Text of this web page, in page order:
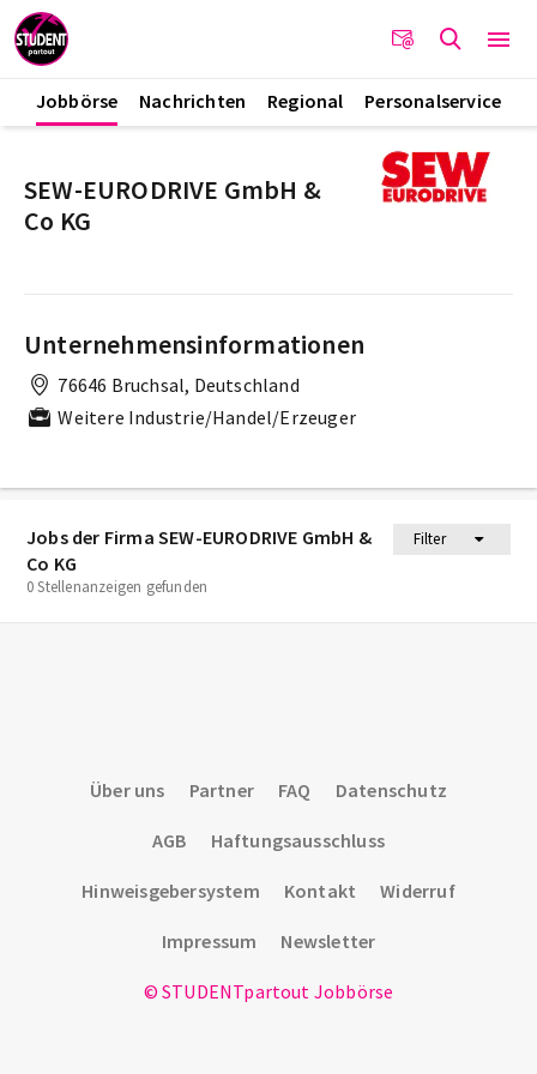
Jobbörse Nachrichten Regional Personalservice
Jobs der Firma SEW-EURODRIVE GmbH &
Co KG
Filter
0 Stellenanzeigen gefunden
SEW-EURODRIVE GmbH &
Co KG
Unternehmensinformationen
76646 Bruchsal, Deutschland
Weitere Industrie/Handel/Erzeuger
Über uns Partner FAQ Datenschutz
AGB Haftungsausschluss
Hinweisgebersystem Kontakt Widerruf
Impressum Newsletter
© STUDENTpartout Jobbörse